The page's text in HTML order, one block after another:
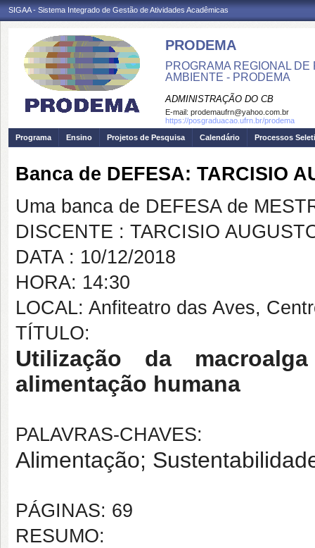
SIGAA - Sistema Integrado de Gestão de Atividades Acadêmicas
PRODEMA
PROGRAMA REGIONAL
AMBIENTE - PRODEMA
ADMINISTRAÇÃO DO CB
E-mail: prodemaufrn@yahoo.com.br
https://posgraduacao.ufrn.br/prodema
Programa
Ensino Projetos de Pesquisa Calendário Processos
Banca de DEFESA: TARCISIO
Uma banca de DEFESA de
DISCENTE : TARCISIO
DATA : 10/12/2018
HORA: 14:30
LOCAL: Anfiteatro das Aves,
TÍTULO:
Utilização da
alimentação humana
PALAVRAS-CHAVES:
Alimentação;
PÁGINAS: 69
RESUMO: